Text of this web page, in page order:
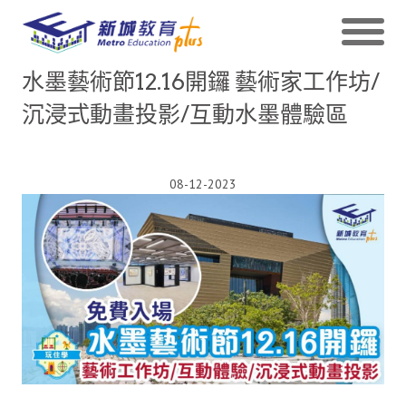
水墨藝術節12.16開鑼 藝術家工作坊/
沉浸式動畫投影/互動水墨體驗區
08-12-2023